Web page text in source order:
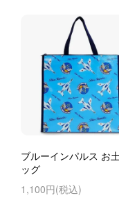
ブルーインパルス お
ッグ
1,100円(税込)